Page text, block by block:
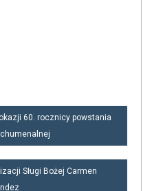
60. rocznicy powstania
Sługi Bożej Carmen